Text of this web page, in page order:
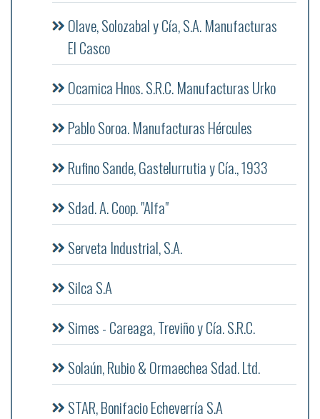
Olave, Solozabal y Cía, S.A. Manufacturas
El Casco
Ocamica Hnos. S.R.C. Manufacturas Urko
Pablo Soroa. Manufacturas Hércules
Rufino Sande, Gastelurrutia y Cía., 1933
Sdad. A. Coop. "Alfa"
Serveta Industrial, S.A.
Silca S.A
Simes - Careaga, Treviño y Cía. S.R.C.
Solaún, Rubio & Ormaechea Sdad. Ltd.
STAR, Bonifacio Echeverría S.A